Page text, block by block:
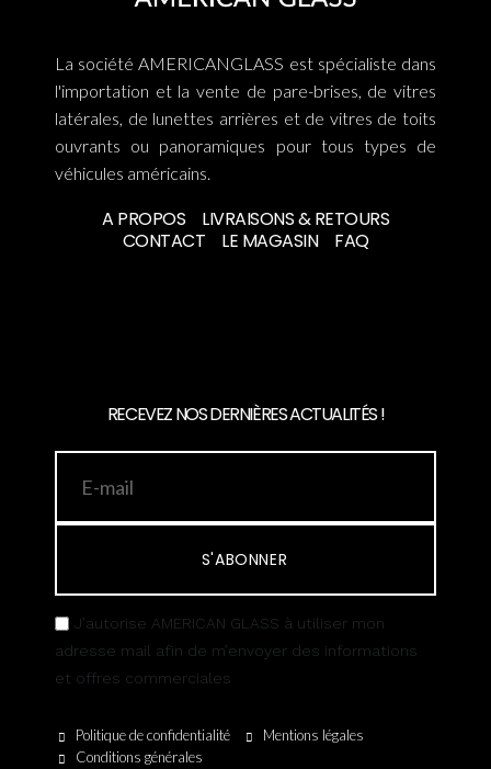
La société AMERICANGLASS est spécialiste dans
l'importation et la vente de pare-brises, de vitres
latérales, de lunettes arrières et de vitres de toits
ouvrants ou panoramiques pour tous types de
véhicules américains.
A PROPOS
LIVRAISONS & RETOURS
CONTACT
LE MAGASIN FAQ
RECEVEZ NOS DERNIÈRES ACTUALITÉS !
S'ABONNER
J’autorise AMERICAN GLASS à utiliser mon
adresse mail afin de m’envoyer des informations
et offres commerciales
Politique de confidentialité
Mentions légales
Conditions générales